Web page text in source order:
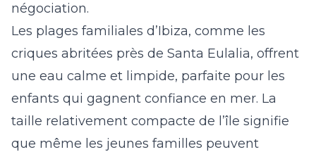
négociation.
Les plages familiales d’Ibiza, comme les
criques abritées près de Santa Eulalia, offrent
une eau calme et limpide, parfaite pour les
enfants qui gagnent confiance en mer. La
taille relativement compacte de l’île signifie
que même les jeunes familles peuvent